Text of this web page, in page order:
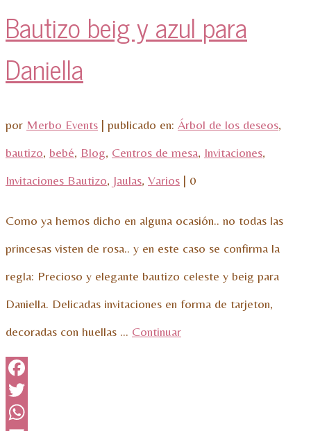
Bautizo beig y azul para
Daniella
por Merbo Events | publicado en: Árbol de los deseos,
bautizo, bebé, Blog, Centros de mesa, Invitaciones,
Invitaciones Bautizo, Jaulas, Varios | 0
Como ya hemos dicho en alguna ocasión.. no todas las
princesas visten de rosa.. y en este caso se confirma la
regla: Precioso y elegante bautizo celeste y beig para
Daniella. Delicadas invitaciones en forma de tarjeton,
decoradas con huellas … Continuar
Facebook
Twitter